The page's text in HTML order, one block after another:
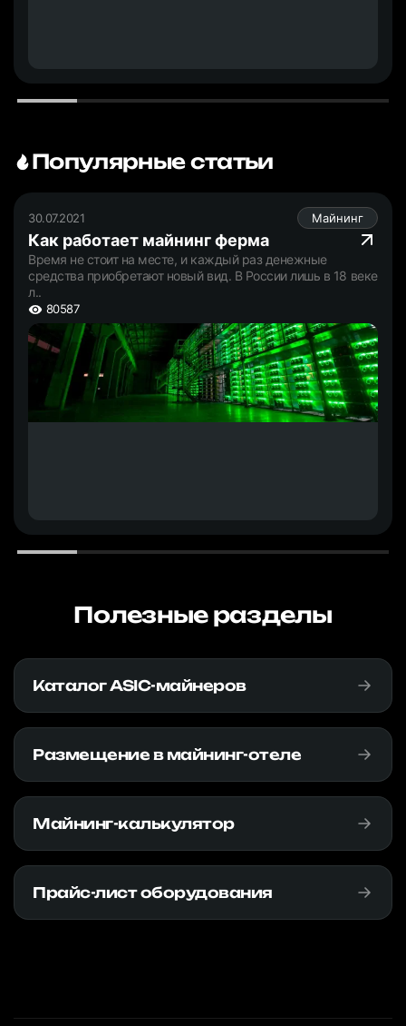
Популярные статьи
30.07.2021 Майнинг
Как работает майнинг ферма
Время не стоит на месте, и каждый раз денежные
средства приобретают новый вид. В России лишь в 18 веке
л..
80587
Полезные разделы
Каталог ASIC-майнеров
Размещение в майнинг-отеле
Майнинг-калькулятор
Прайс-лист оборудования